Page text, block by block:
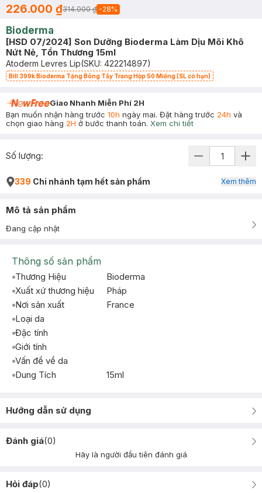
226.000 ₫314.000 ₫ -28%
Bioderma
[HSD 07/2024] Son Dưỡng Bioderma Làm Dịu Môi Khô
Nứt Nẻ, Tổn Thương 15ml
Atoderm Levres Lip(SKU: 422214897)
Bill 399k Bioderma Tặng Bông Tẩy Trang Hộp 50 Miếng (SL có hạn)
Giao Nhanh Miễn Phí 2H
Bạn muốn nhận hàng trước 10h ngày mai. Đặt hàng trước 24h và
chọn giao hàng 2H ở bước thanh toán. Xem chi tiết
Số lượng:
339 Chi nhánh tạm hết sản phẩm Xem thêm
Mô tả sản phẩm
Đang cập nhật
Thông số sản phẩm
Thương Hiệu
Bioderma
Xuất xứ thương hiệu
Pháp
Nơi sản xuất
France
Loại da
Đặc tính
Giới tính
Vấn đề về da
Dung Tích
15ml
Hướng dẫn sử dụng
Đánh giá(0)
Hãy là người đầu tiên đánh giá
Hỏi đáp(0)